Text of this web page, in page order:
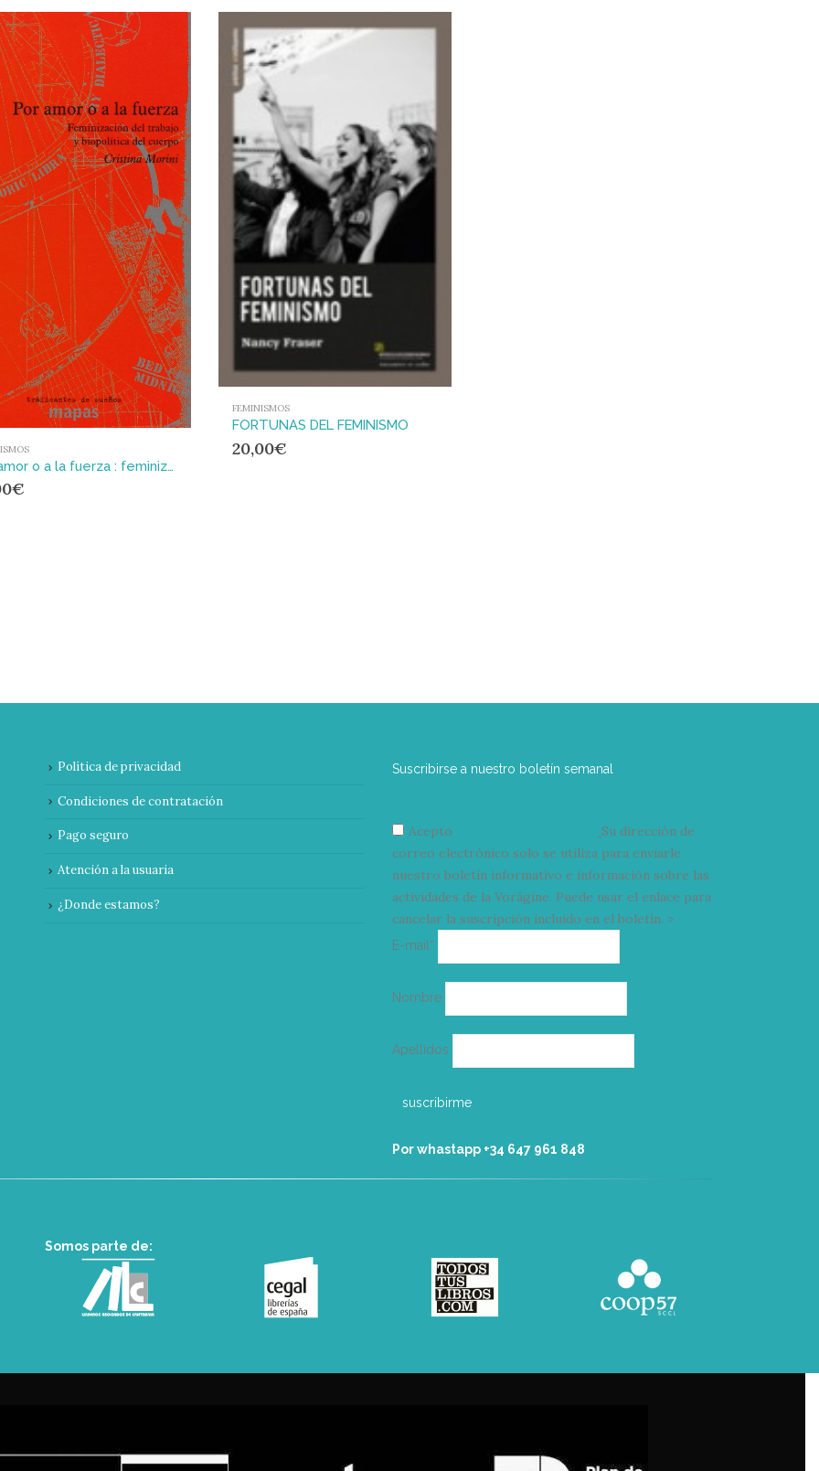
Por amor o a la fuerza : feminización del trabajo y biopolítica del cuerpo
€
FEMINISMOS
FORTUNAS DEL FEMINISMO
20,00€
Política de privacidad
Condiciones de contratación
Pago seguro
Atención a la usuaria
¿Donde estamos?
Suscribirse a nuestro boletín semanal
Acepto
Su dirección de
correo electrónico solo se utiliza para enviarle
nuestro boletín informativo e información sobre las
actividades de la Vorágine. Puede usar el enlace para
cancelar la suscripción incluido en el boletín. >
E-mail*
electrónico
Nombre
Apellidos
Por whastapp +34 ‭647 961 848‬
Somos parte de: